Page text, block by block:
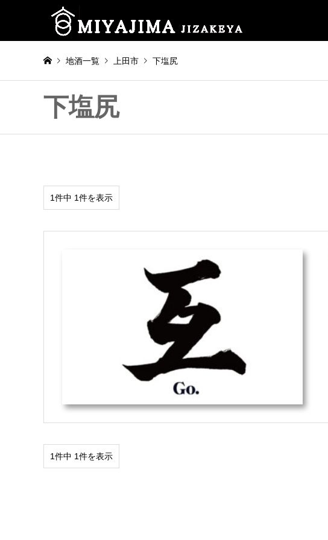
地酒一覧 上田市 下塩尻
下塩尻
1件中 1件を表示
1件中 1件を表示